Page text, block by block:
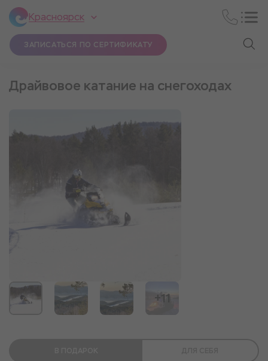
Красноярск
ЗАПИСАТЬСЯ ПО СЕРТИФИКАТУ
Драйвовое катание на снегоходах
+11